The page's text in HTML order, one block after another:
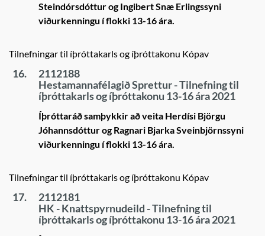
Steindórsdóttur og Ingibert Snæ Erlingssyni
viðurkenningu í flokki 13-16 ára.
Tilnefningar til íþróttakarls og íþróttakonu Kópav
16.
2112188
Hestamannafélagið Sprettur - Tilnefning til
íþróttakarls og íþróttakonu 13-16 ára 2021
Íþróttaráð samþykkir að veita Herdísi Björgu
Jóhannsdóttur og Ragnari Bjarka Sveinbjörnssyni
viðurkenningu í flokki 13-16 ára.
Tilnefningar til íþróttakarls og íþróttakonu Kópav
17.
2112181
HK - Knattspyrnudeild - Tilnefning til
íþróttakarls og íþróttakonu 13-16 ára 2021